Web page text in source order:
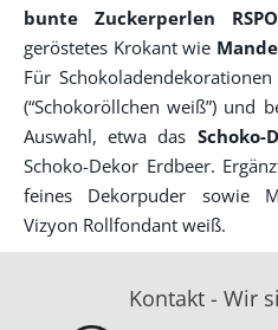
bunte Zuckerperlen
geröstetes Krokant wie
Für
(“Schokoröllchen weiß”) und
Auswahl, etwa das Schoko-
Schoko-Dekor Erdbeer.
feines Dekorpuder sowie
Vizyon Rollfondant weiß.
Kontakt - Wir